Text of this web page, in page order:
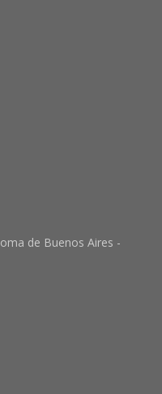
de Buenos Aires -